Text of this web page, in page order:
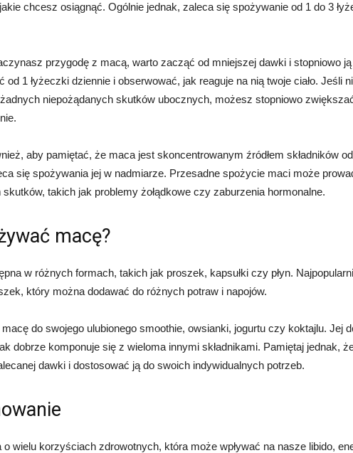
chcesz osiągnąć. Ogólnie jednak, zaleca się spożywanie od 1 do 3
przygodę z macą, warto zacząć od mniejszej dawki i stopniowo
od 1 łyżeczki dziennie i obserwować, jak reaguje na nią twoje ciało. Jeśli
niepożądanych skutków ubocznych, możesz stopniowo
aby pamiętać, że maca jest skoncentrowanym źródłem składników
się spożywania jej w nadmiarze. Przesadne spożycie maci może
skutków, takich jak problemy żołądkowe czy zaburzenia hormonalne.
macę?
w różnych formach, takich jak proszek, kapsułki czy płyn.
który można dodawać do różnych potraw i napojów.
do swojego ulubionego smoothie, owsianki, jogurtu czy koktajlu. Jej
dobrze komponuje się z wieloma innymi składnikami. Pamiętaj jednak,
dawki i dostosować ją do swoich indywidualnych potrzeb.
o wielu korzyściach zdrowotnych, która może wpływać na nasze libido,